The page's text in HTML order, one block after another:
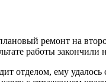
ремонт на
работы закончили
отделом, ему